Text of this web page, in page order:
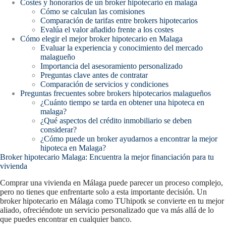
Costes y honorarios de un broker hipotecario en malaga
Cómo se calculan las comisiones
Comparación de tarifas entre brokers hipotecarios
Evalúa el valor añadido frente a los costes
Cómo elegir el mejor broker hipotecario en Malaga
Evaluar la experiencia y conocimiento del mercado
malagueño
Importancia del asesoramiento personalizado
Preguntas clave antes de contratar
Comparación de servicios y condiciones
Preguntas frecuentes sobre brokers hipotecarios malagueños
¿Cuánto tiempo se tarda en obtener una hipoteca en
malaga?
¿Qué aspectos del crédito inmobiliario se deben
considerar?
¿Cómo puede un broker ayudarnos a encontrar la mejor
hipoteca en Malaga?
Broker hipotecario Malaga: Encuentra la mejor financiación para tu
vivienda
Comprar una vivienda en Málaga puede parecer un proceso complejo,
pero no tienes que enfrentarte solo a esta importante decisión. Un
broker hipotecario en Málaga como TUhipotk se convierte en tu mejor
aliado, ofreciéndote un servicio personalizado que va más allá de lo
que puedes encontrar en cualquier banco.